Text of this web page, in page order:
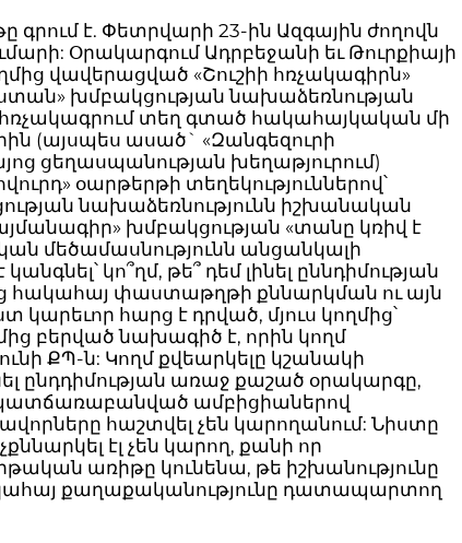
գրում է. Փետրվարի 23-ին Ազգային ժողովն
Օրակարգում Ադրբեջանի եւ Թուրքիայի
վավերացված «Շուշիի հռչակագիրն»
խմբակցության նախաձեռնության
տեղ գտած հակահայկական մի
(այսպես ասած` «Զանգեզուրի
ցեղասպանության խեղաթյուրում)
օարթերթի տեղեկություններով՝
նախաձեռնությունն իշխանական
խմբակցության «տանը կռիվ է
մեծամասնությունն անցանկալի
կո՞ղմ, թե՞ դեմ լինել ըննդիմության
հակահայ փաստաթղթի քննարկման ու այն
հարց է դրված, մյուս կողմից՝
բերված նախագիծ է, որին կողմ
ՔՊ-ն: Կողմ քվեարկելը կշանակի
ընդդիմության առաջ քաշած օրակարգը,
ամբիցիաներով
հաշտվել չեն կարողանում: Նիստը
էլ չեն կարող, քանի որ
առիթը կունենա, թե իշխանությունը
քաղաքականությունը դատապարտող